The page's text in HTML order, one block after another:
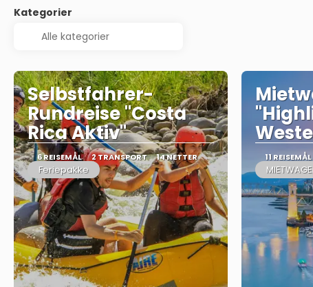
Kategorier
Selbstfahrer-
Rundreise "Costa
Rica Aktiv"
6 REISEMÅL 2 TRANSPORT 14 NETTER
Feriepakke
11 REISEMÅL